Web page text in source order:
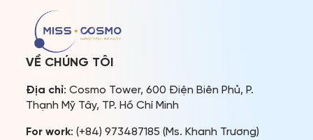
ĐỐI TÁC
FAQ
VỀ CHÚNG TÔI
Địa chỉ: Cosmo Tower, 600 Điện Biên Phủ, P.
Thạnh Mỹ Tây, TP. Hồ Chí Minh
For work: (+84) 973487185 (Ms. Khanh Trương)